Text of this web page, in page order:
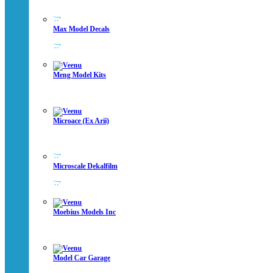
Max Model Decals
Meng Model Kits
Microace (ex Arii)
Microscale Dekalfilm
Moebius Models Inc
Model Car Garage